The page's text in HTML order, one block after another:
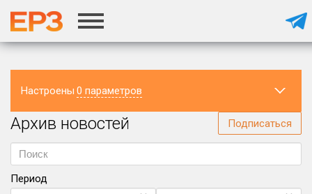
Настроены 0 параметров
Регион
Архив новостей Подписаться
Период